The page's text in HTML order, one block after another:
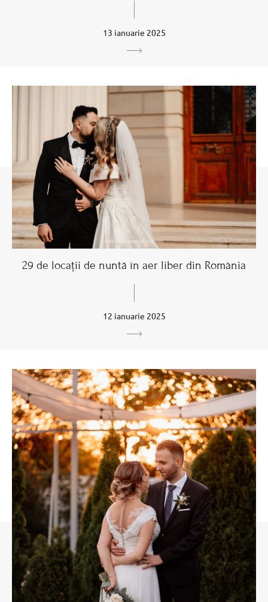
13 ianuarie 2025
29 de locații de nuntă în aer liber din România
12 ianuarie 2025